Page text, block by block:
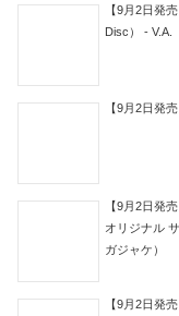
【9月2日発
Disc） - V.A.
【9月2日発
【9月2日発
オリジナル
ガジャケ）
【9月2日発